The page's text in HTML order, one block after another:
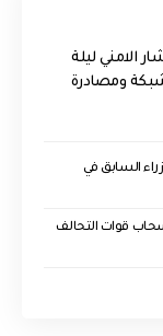
الامني ليلة
ومصادرة
السابق في
لانسحاب قوات التحالف